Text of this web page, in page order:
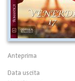
Anteprima
Data uscita